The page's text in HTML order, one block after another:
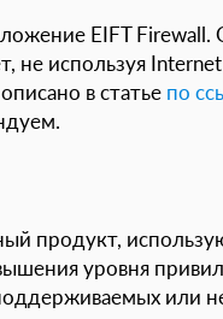
EIFT Firewall.
не используя Internet
в статье по
продукт,
уровня
или